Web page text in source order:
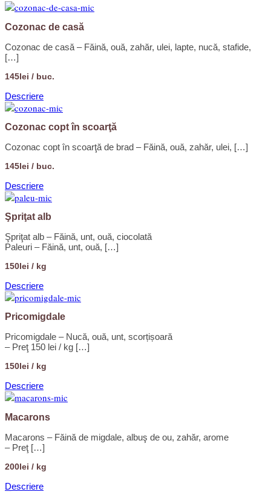
Cozonac de casă
Cozonac de casă – Făină, ouă, zahăr, ulei, lapte, nucă, stafide,
[…]
145lei / buc.
Descriere
Cozonac copt în scoarţă
Cozonac copt în scoarţă de brad – Făină, ouă, zahăr, ulei, […]
145lei / buc.
Descriere
Şpriţat alb
Şpriţat alb – Făină, unt, ouă, ciocolată
Paleuri – Făină, unt, ouă, […]
150lei / kg
Descriere
Pricomigdale
Pricomigdale – Nucă, ouă, unt, scorțișoară
– Preţ 150 lei / kg […]
150lei / kg
Descriere
Macarons
Macarons – Făină de migdale, albuş de ou, zahăr, arome
– Preţ […]
200lei / kg
Descriere